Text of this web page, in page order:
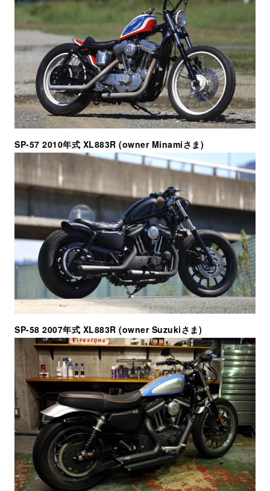
SP-57 2010年式 XL883R (owner Minamiさま)
SP-58 2007年式 XL883R (owner Suzukiさま)